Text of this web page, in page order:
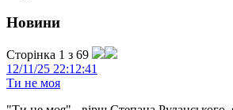
Новини
Сторінка 1 з 69
12/11/25 22:12:41
Ти не моя